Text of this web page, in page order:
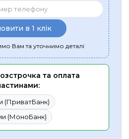
в 1 клік
Вам та уточнимо деталі
та оплата
(ПриватБанк)
(МоноБанк)